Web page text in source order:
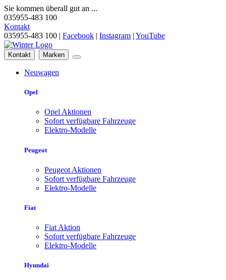
Sie kommen überall gut an ...
035955-483 100
Kontakt
035955-483 100 | Facebook | Instagram | YouTube
Kontakt Marken
Neuwagen
Opel
Opel Aktionen
Sofort verfügbare Fahrzeuge
Elektro-Modelle
Peugeot
Peugeot Aktionen
Sofort verfügbare Fahrzeuge
Elektro-Modelle
Fiat
Fiat Aktion
Sofort verfügbare Fahrzeuge
Elektro-Modelle
Hyundai